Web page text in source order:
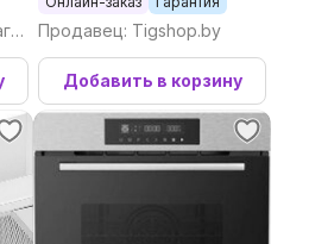
Продавец: Tigshop.by
Добавить в корзину